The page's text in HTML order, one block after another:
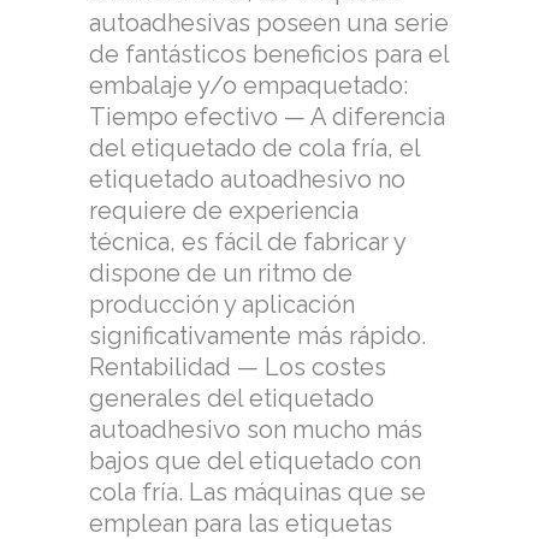
autoadhesivas poseen una serie
de fantásticos beneficios para el
embalaje y/o empaquetado:
Tiempo efectivo — A diferencia
del etiquetado de cola fría, el
etiquetado autoadhesivo no
requiere de experiencia
técnica, es fácil de fabricar y
dispone de un ritmo de
producción y aplicación
significativamente más rápido.
Rentabilidad — Los costes
generales del etiquetado
autoadhesivo son mucho más
bajos que del etiquetado con
cola fría. Las máquinas que se
emplean para las etiquetas